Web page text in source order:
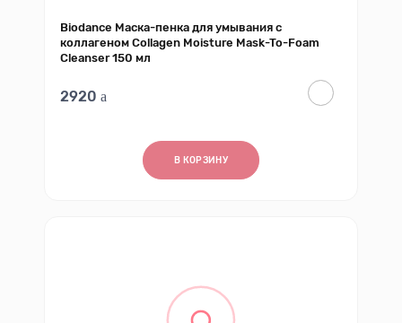
Biodance Маска-пенка для умывания с
коллагеном Collagen Moisture Mask-To-Foam
Cleanser 150 мл
2920
В КОРЗИНУ